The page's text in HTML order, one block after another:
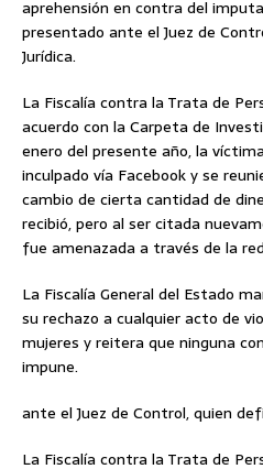
aprehensión en contra del
presentado ante el Juez de
Jurídica.
La Fiscalía contra la Trata de
acuerdo con la Carpeta de
enero del presente año, la
inculpado vía Facebook y se
cambio de cierta cantidad de
recibió, pero al ser citada
fue amenazada a través de la
La Fiscalía General del Estado
su rechazo a cualquier acto de
mujeres y reitera que ninguna
impune.
ante el Juez de Control, quien
La Fiscalía contra la Trata de